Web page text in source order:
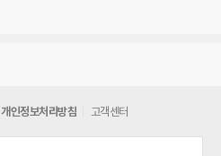
개인정보처리방침 고객센터